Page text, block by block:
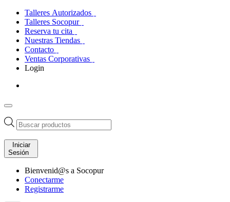
Talleres Autorizados
Talleres Socopur
Reserva tu cita
Nuestras Tiendas
Contacto
Ventas Corporativas
Login
Búsqueda
de
productos
Iniciar
Sesión
Bienvenid@s a Socopur
Conectarme
Registrarme